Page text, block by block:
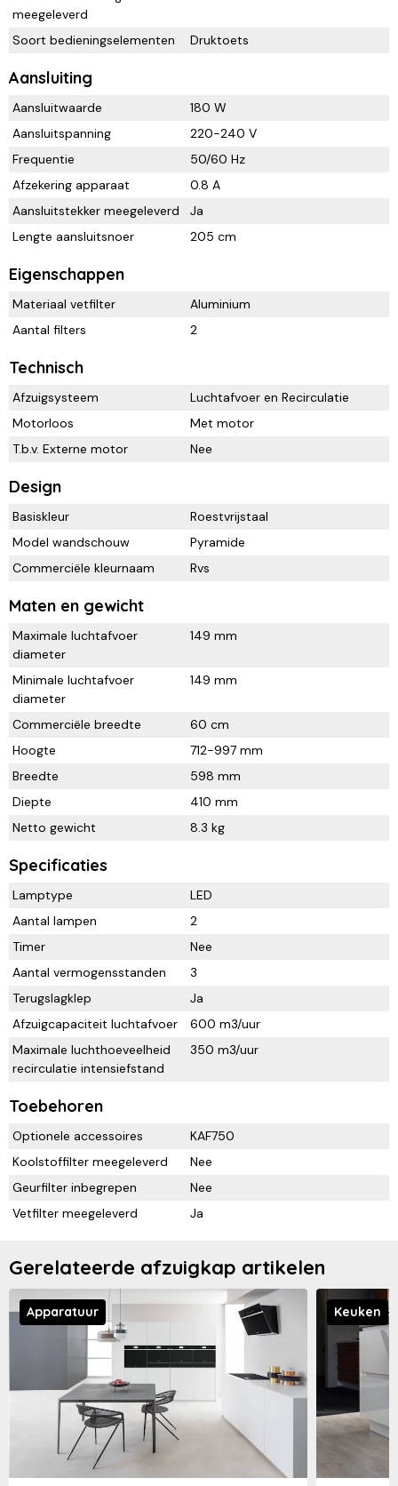
meegeleverd
Soort bedieningselementen Druktoets
Aansluiting
Aansluitwaarde
180 W
Aansluitspanning
220-240 V
Frequentie
50/60 Hz
Afzekering apparaat
0.8 A
Aansluitstekker meegeleverd
Ja
Lengte aansluitsnoer
205 cm
Eigenschappen
Materiaal vetfilter
Aluminium
Aantal filters
2
Technisch
Afzuigsysteem
Luchtafvoer en Recirculatie
Motorloos
Met motor
T.b.v. Externe motor
Nee
Design
Basiskleur
Roestvrijstaal
Model wandschouw
Pyramide
Commerciële kleurnaam
Rvs
Maten en gewicht
Maximale luchtafvoer
diameter
149 mm
Minimale luchtafvoer
diameter
149 mm
Commerciële breedte
60 cm
Hoogte
712-997 mm
Breedte
598 mm
Diepte
410 mm
Netto gewicht
8.3 kg
Specificaties
Lamptype
LED
Aantal lampen
2
Timer
Nee
Aantal vermogensstanden
3
Terugslagklep
Ja
Afzuigcapaciteit luchtafvoer
600 m3/uur
Maximale luchthoeveelheid
recirculatie intensiefstand
350 m3/uur
Toebehoren
Optionele accessoires
KAF750
Koolstoffilter meegeleverd
Nee
Geurfilter inbegrepen
Nee
Vetfilter meegeleverd
Ja
Gerelateerde afzuigkap artikelen
Apparatuur Keuken